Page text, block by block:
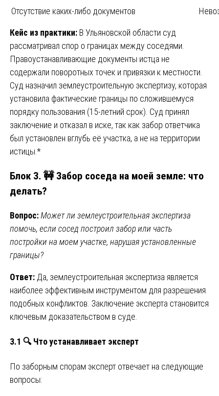
Отсутствие каких-либо документов
Кейс из практики: В Ульяновской области суд
рассматривал спор о границах между соседями.
Правоустанавливающие документы истца не
содержали поворотных точек и привязки к местности.
Суд назначил землеустроительную экспертизу, которая
установила фактические границы по сложившемуся
порядку пользования (15-летний срок). Суд принял
заключение и отказал в иске, так как забор ответчика
был установлен вглубь её участка, а не на территории
истицы.*
Блок 3. 🚧 Забор соседа на моей земле: что
делать?
Вопрос:Может ли землеустроительная экспертиза
помочь, если сосед построил забор или часть
постройки на моем участке, нарушая установленные
границы?
Ответ: Да, землеустроительная экспертиза является
наиболее эффективным инструментом для разрешения
подобных конфликтов. Заключение эксперта становится
ключевым доказательством в суде.
3.1 🔍 Что устанавливает эксперт
По заборным спорам эксперт отвечает на следующие
вопросы: